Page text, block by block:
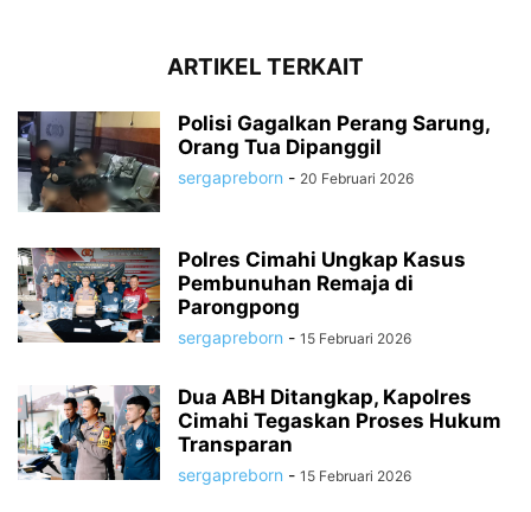
ARTIKEL TERKAIT
Polisi Gagalkan Perang Sarung,
Orang Tua Dipanggil
sergapreborn - 20 Februari 2026
Polres Cimahi Ungkap Kasus
Pembunuhan Remaja di
Parongpong
sergapreborn - 15 Februari 2026
Dua ABH Ditangkap, Kapolres
Cimahi Tegaskan Proses Hukum
Transparan
sergapreborn - 15 Februari 2026